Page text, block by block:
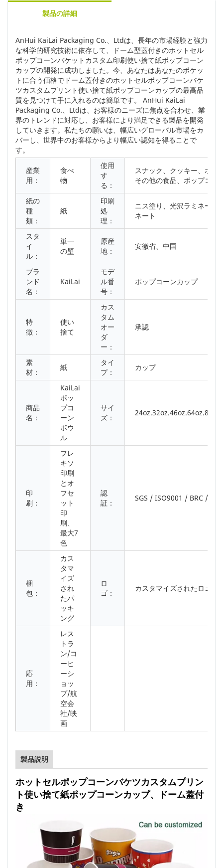
製品の詳細
AnHui KaiLai Packaging Co.、Ltdは、長年の市場経験と強力
な科学的研究技術に依存して、ドーム型蓋付きのホットセル
ポップコーンバケットカスタム印刷使い捨て紙ポップコーン
カップの開発に成功しました。今、あなたはあなたのポケッ
トに合う価格でドーム蓋付きのホットセルポップコーンバケ
ツカスタムプリント使い捨て紙ポップコーンカップの最高品
質を見つけて手に入れるのは簡単です。 AnHui KaiLai
Packaging Co.、Ltdは、お客様のニーズに焦点を合わせ、業
界のトレンドに対応し、お客様により満足できる製品を開発
していきます。私たちの願いは、幅広いグローバル市場をカ
バーし、世界中のお客様からより幅広い認知を得ることで
す。
産業
用：
食べ
物
使用
す
る：
スナック、クッキー、ポテ
その他の食品、ポップコー
紙の
種
類：
紙
印刷
処
理：
ニス塗り、光沢ラミネート
ネート
スタ
イ
ル：
単一
の壁
原産
地：
安徽省、中国
ブラ
ンド
名：
KaiLai
モデ
ル番
号：
ポップコーンカップ
特
徴：
使い
捨て
カス
タム
オー
ダ
ー：
承認
素
材：
紙
タイ
プ：
カップ
商品
名：
KaiLai
ポッ
プコ
ーン
ボウ
ル
サイ
ズ：
印
刷：
フレ
キソ
印刷
とオ
フセ
ット
印
刷、
最大7
色
認
証：
SGS / ISO9001 / BRC /
梱
包：
カス
タマ
イズ
され
たパ
ッキ
ング
ロ
ゴ：
カスタマイズされたロゴは
応
用：
レス
トラ
ン/コ
ーヒ
ーシ
ョッ
プ/航
空会
社/映
画
製品説明
ホットセルポップコーンバケツカスタムプリン
ト使い捨て紙ポップコーンカップ、ドーム蓋付
き